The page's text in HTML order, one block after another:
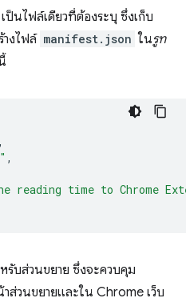
นไฟล์เดียวที่ต้องระบุ ซึ่งเก็บ
งไฟล์ manifest.json ในรูท
,
,
reading time to Chrome
รับส่วนขยาย ซึ่งจะควบคุม
วนขยายและใน Chrome เว็บ